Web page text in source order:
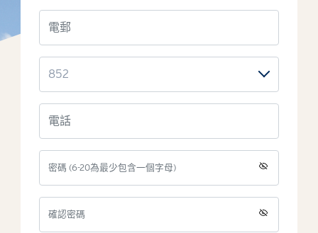
支持我們
聯絡我們
私隱政策聲明 無障礙聲明